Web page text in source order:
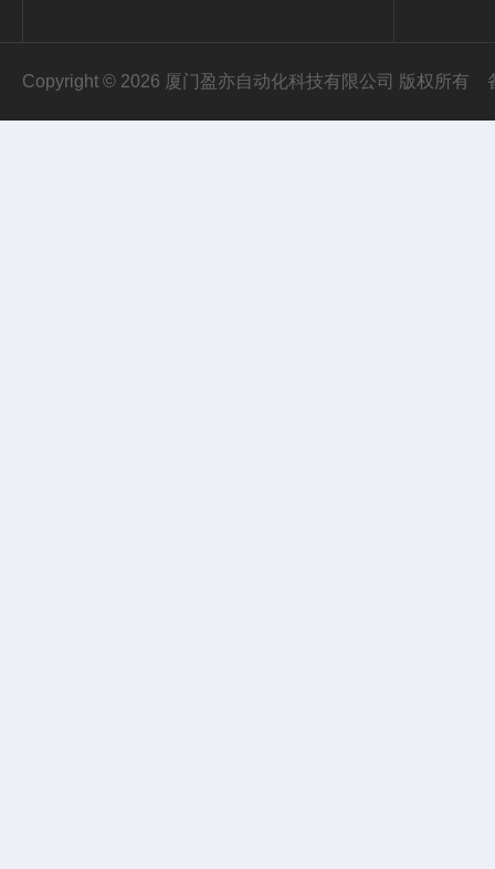
Copyright © 2026 厦门盈亦自动化科技有限公司 版权所有